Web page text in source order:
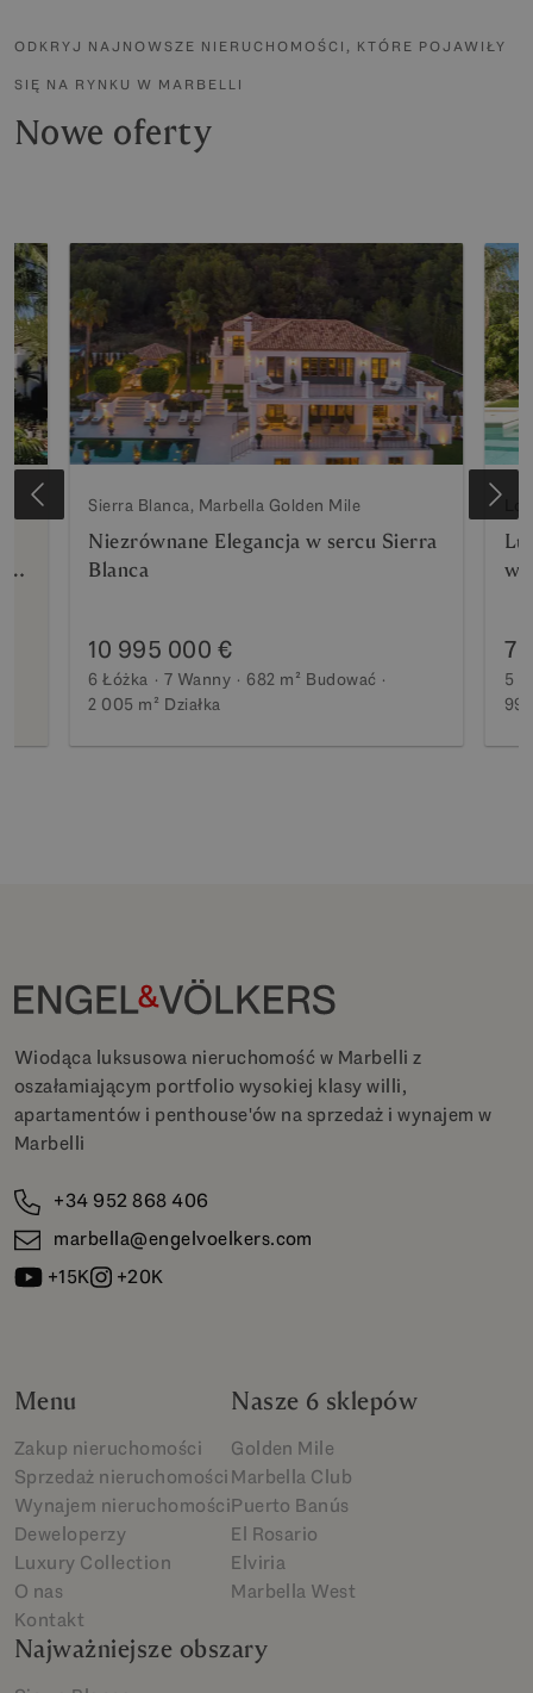
ODKRYJ NAJNOWSZE NIERUCHOMOŚCI, KTÓRE POJAWIŁY
SIĘ NA RYNKU W MARBELLI
Nowe oferty
Sierra Blanca, Marbella Golden Mile
Niezrównane Elegancja w sercu Sierra
Blanca
10 995 000 €
6 Łóżka 7 Wanny 682 m² Budować
2 005 m² Działka
7
5
Wiodąca luksusowa nieruchomość w Marbelli z
oszałamiającym portfolio wysokiej klasy willi,
apartamentów i penthouse'ów na sprzedaż i wynajem w
Marbelli
+34 952 868 406
marbella@engelvoelkers.com
+15K
+20K
Menu
Zakup nieruchomości
Sprzedaż nieruchomości
Wynajem nieruchomości
Deweloperzy
Luxury Collection
O nas
Kontakt
Nasze 6 sklepów
Golden Mile
Marbella Club
Puerto Banús
El Rosario
Elviria
Marbella West
Najważniejsze obszary